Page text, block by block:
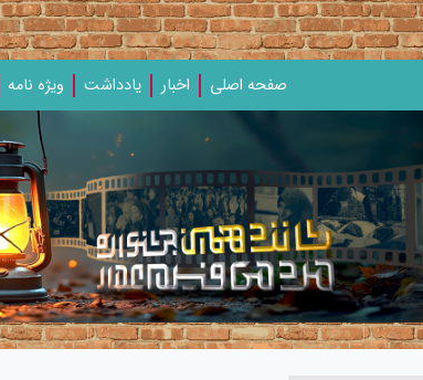
صفحه اصلی اخبار یادداشت‌ ویژه‌ نامه‌